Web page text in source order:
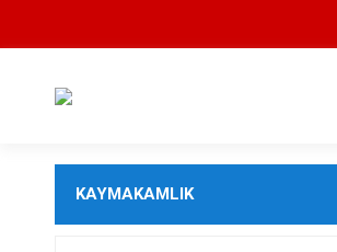
KAYMAKAMLIK